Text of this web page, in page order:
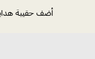
أضف حقيبة